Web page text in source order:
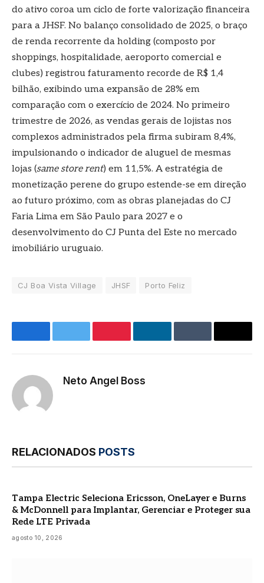
do ativo coroa um ciclo de forte valorização financeira
para a JHSF. No balanço consolidado de 2025, o braço
de renda recorrente da holding (composto por
shoppings, hospitalidade, aeroporto comercial e
clubes) registrou faturamento recorde de R$ 1,4
bilhão, exibindo uma expansão de 28% em
comparação com o exercício de 2024. No primeiro
trimestre de 2026, as vendas gerais de lojistas nos
complexos administrados pela firma subiram 8,4%,
impulsionando o indicador de aluguel de mesmas
lojas (same store rent) em 11,5%. A estratégia de
monetização perene do grupo estende-se em direção
ao futuro próximo, com as obras planejadas do CJ
Faria Lima em São Paulo para 2027 e o
desenvolvimento do CJ Punta del Este no mercado
imobiliário uruguaio.
CJ Boa Vista Village JHSF Porto Feliz
FacebookTwitter PinterestLinkedInTumblr E-
Neto Angel Boss
RELACIONADOS POSTS
Tampa Electric Seleciona Ericsson, OneLayer e Burns
& McDonnell para Implantar, Gerenciar e Proteger sua
Rede LTE Privada
agosto 10, 2026